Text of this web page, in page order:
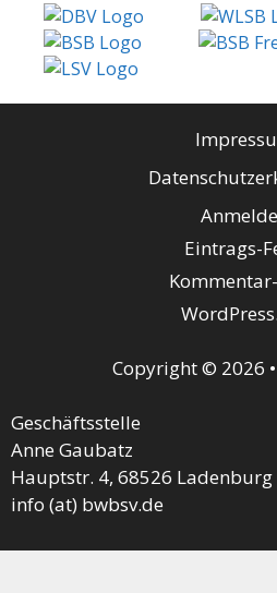
Eintrags-
Copyright © 2026 •
Geschäftsstelle
Anne Gaubatz
Hauptstr. 4, 68526 Ladenburg
info (at) bwbsv.de